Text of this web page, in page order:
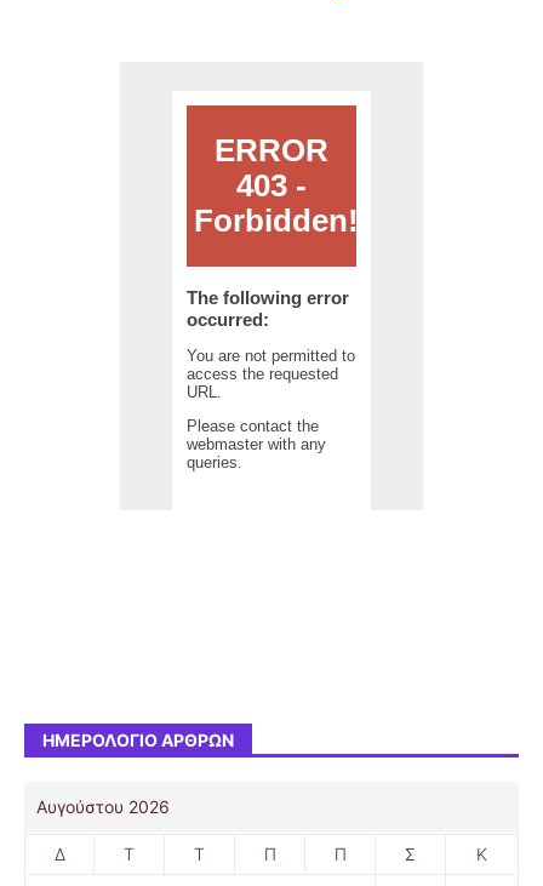
ΗΜΕΡΟΛΌΓΙΟ ΆΡΘΡΩΝ
Αυγούστου 2026
Δ Τ Τ Π Π Σ Κ